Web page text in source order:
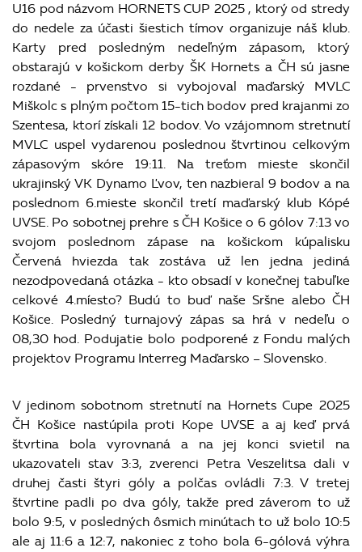
U16 pod názvom HORNETS CUP 2025 , ktorý od stredy
do nedele za účasti šiestich tímov organizuje náš klub.
Karty pred posledným nedeľným zápasom, ktorý
obstarajú v košickom derby ŠK Hornets a ČH sú jasne
rozdané - prvenstvo si vybojoval maďarský MVLC
Miškolc s plným počtom 15-tich bodov pred krajanmi zo
Szentesa, ktorí získali 12 bodov. Vo vzájomnom stretnutí
MVLC uspel vydarenou poslednou štvrtinou celkovým
zápasovým skóre 19:11. Na treťom mieste skončil
ukrajinský VK Dynamo Ľvov, ten nazbieral 9 bodov a na
poslednom 6.mieste skončil tretí maďarský klub Kópé
UVSE. Po sobotnej prehre s ČH Košice o 6 gólov 7:13 vo
svojom poslednom zápase na košickom kúpalisku
Červená hviezda tak zostáva už len jedna jediná
nezodpovedaná otázka - kto obsadí v konečnej tabuľke
celkové 4.míesto? Budú to buď naše Sršne alebo ČH
Košice. Posledný turnajový zápas sa hrá v nedeľu o
08,30 hod. Podujatie bolo podporené z Fondu malých
projektov Programu Interreg Maďarsko – Slovensko.
V jedinom sobotnom stretnutí na Hornets Cupe 2025
ČH Košice nastúpila proti Kope UVSE a aj keď prvá
štvrtina bola vyrovnaná a na jej konci svietil na
ukazovateli stav 3:3, zverenci Petra Veszelitsa dali v
druhej časti štyri góly a polčas ovládli 7:3. V tretej
štvrtine padli po dva góly, takže pred záverom to už
bolo 9:5, v posledných ôsmich minútach to už bolo 10:5
ale aj 11:6 a 12:7, nakoniec z toho bola 6-gólová výhra